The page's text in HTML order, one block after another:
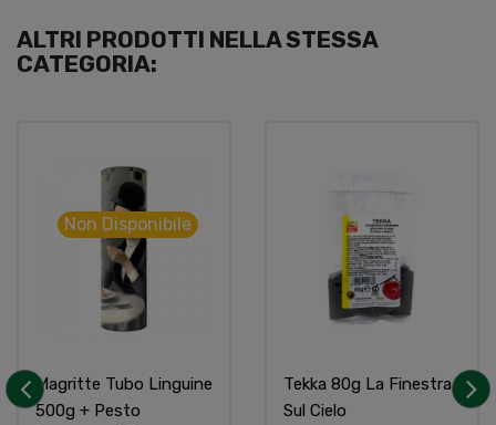
ALTRI PRODOTTI NELLA STESSA
CATEGORIA:
Magritte Tubo Linguine
500g + Pesto
Non Disponibile
Tekka 80g La Finestra
Sul Cielo